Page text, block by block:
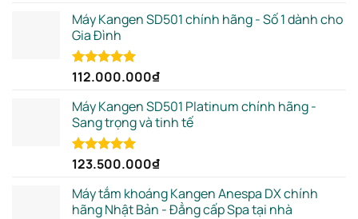
Máy Kangen SD501 chính hãng - Số 1 dành cho
Gia Đình
Rated5.00
112.000.000₫
Máy Kangen SD501 Platinum chính hãng -
Sang trọng và tinh tế
Rated5.00
123.500.000₫
Máy tắm khoáng Kangen Anespa DX chính
hãng Nhật Bản - Đẳng cấp Spa tại nhà